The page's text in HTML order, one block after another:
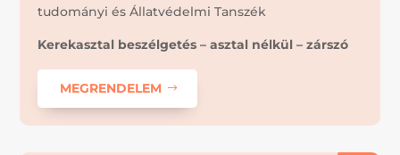
tudományi és Állatvédelmi Tanszék
Kerekasztal beszélgetés – asztal nélkül – zárszó
MEGRENDELEM